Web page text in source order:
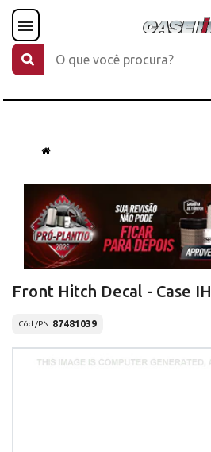
Front Hitch Decal - Case IH
Cód./PN 87481039